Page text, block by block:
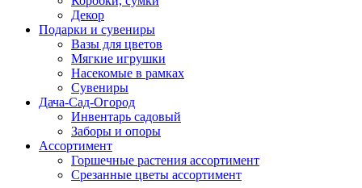
Декор
Подарки и сувениры
Вазы для цветов
Мягкие игрушки
Насекомые в рамках
Сувениры
Дача-Сад-Огород
Инвентарь садовый
Заборы и опоры
Ассортимент
Горшечные растения ассортимент
Срезанные цветы ассортимент